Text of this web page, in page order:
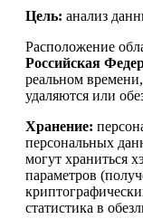
Цель: анализ
Расположение
Российская
реальном
удаляются или
Хранение:
персональных
могут храниться
параметров
статистика в